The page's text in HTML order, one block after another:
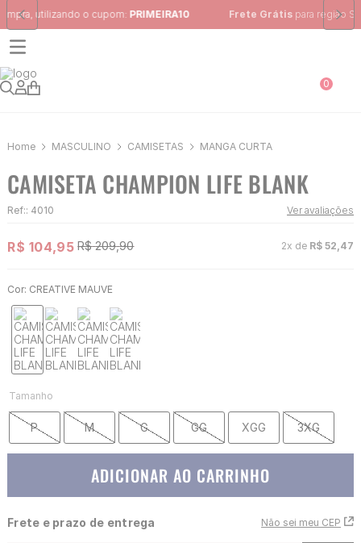
Frete Grátispara região Sudeste em pedidos acima de R$ 399,00
0
MASCULINO CAMISETAS MANGA CURTA
CAMISETA CHAMPION LIFE BLANK
Ref:: 4010 Ver avaliações
R$ 104,95 R$ 209,90 2x de R$ 52 47
Cor: CREATIVE MAUVE
Tamanho
P M G GG XGG 3XG
ADICIONAR AO CARRINHO
Frete e prazo de entrega Não sei meu CEP